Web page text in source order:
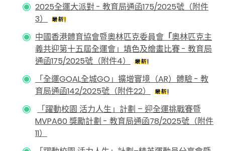
2025全運大派對 - 教育局通函175/2025號（附件
3）
中國香港體育協會暨奧林匹克委員會 「奧林匹克主
義共迎第十五屆全運會」填色及繪畫比賽 - 教育局
通函175/2025號（附件4）
「全運GOAL全城GO」擴增實境（AR）體驗 - 教
育局通函142/2025號（附件22）
「躍動校園 活力人生」計劃 – 迎全運挑戰賽暨
MVPA60 獎勵計劃 - 教育局通函78/2025號（附件
11）